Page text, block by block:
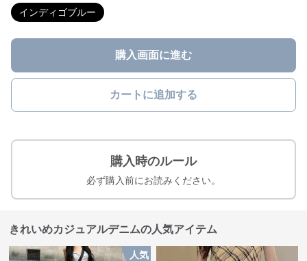
インディゴブルー
購入画面に進む
カートに追加する
購入時のルール
必ず購入前にお読みください。
きれいめカジュアルデニムの人気アイテム
人気